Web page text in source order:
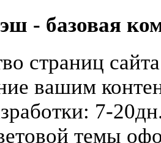
- базовая
страниц
вашим
7-
темы